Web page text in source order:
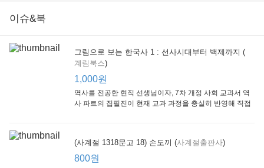
Little, Brown
1,000원
이슈&북
그림으로 보는 한국사 1 : 선사시대부터 백제까지 (
계림북스)
1,000원
역사를 전공한 현직 선생님이자, 7차 개정 사회 교과서 역
사 파트의 집필진이 현재 교과 과정을 충실히 반영해 직접
(사계절 1318문고 18) 손도끼 (사계절출판사)
800원